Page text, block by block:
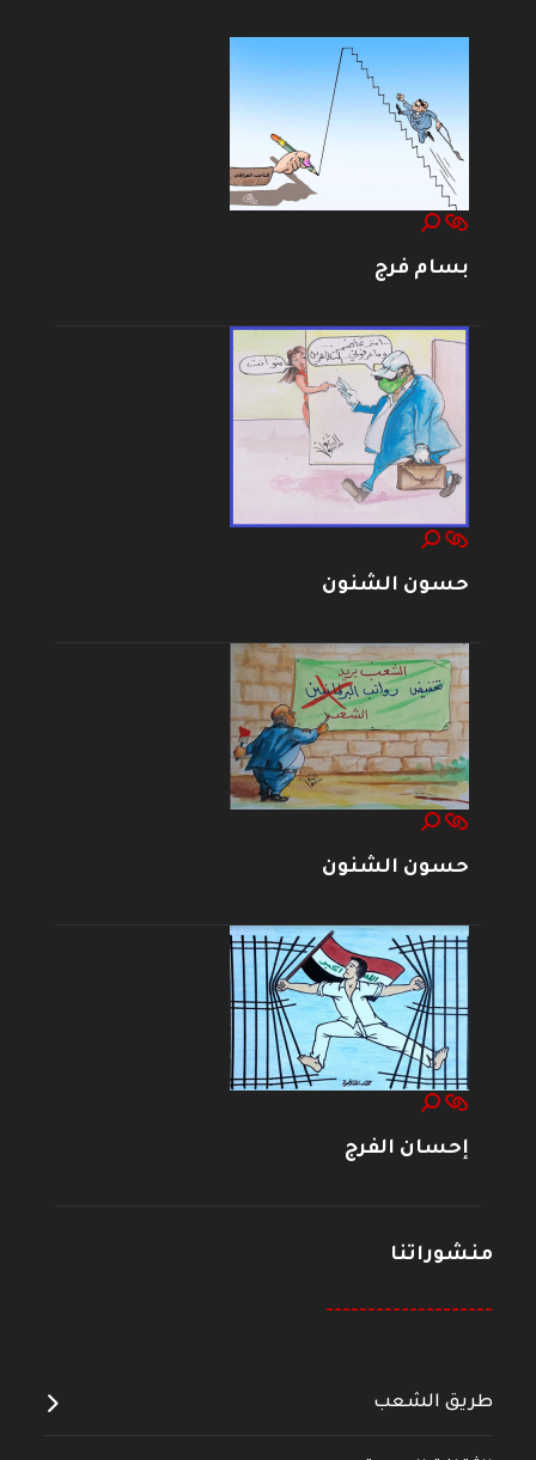
بسام فرج
حسون الشنون
حسون الشنون
إحسان الفرج
منشوراتنا
--------------------
طريق الشعب